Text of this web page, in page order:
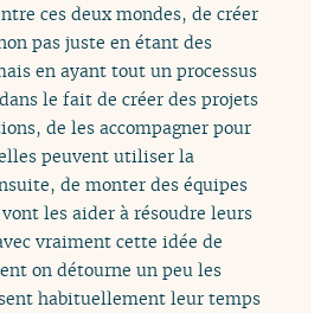
ces deux mondes, de créer
pas juste en étant des
en ayant tout un processus
le fait de créer des projets
de les accompagner pour
peuvent utiliser la
de monter des équipes
les aider à résoudre leurs
vraiment cette idée de
on détourne un peu les
habituellement leur temps